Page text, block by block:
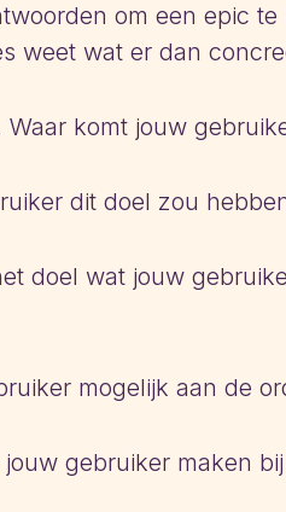
om een epic
weet wat er dan
komt jouw
dit doel zou
doel wat jouw
mogelijk aan de
gebruiker maken